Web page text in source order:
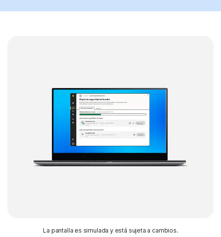
La pantalla es simulada y está sujeta a cambios.